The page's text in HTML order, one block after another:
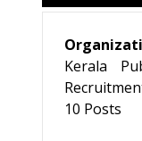
Kerala
10 Posts